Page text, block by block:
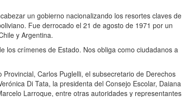
un gobierno nacionalizando los resortes claves de
Fue derrocado el 21 de agosto de 1971 por un
y Argentina.
los crímenes de Estado. Nos obliga como ciudadanos a
Carlos Puglelli, el subsecretario de Derechos
Di Tata, la presidenta del Consejo Escolar, Daiana
Larroque, entre otras autoridades y representantes